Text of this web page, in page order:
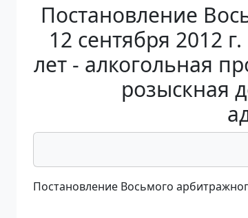
Постановление
12 сентября 2012
лет - алкогольная
розыскная
Постановление Восьмого